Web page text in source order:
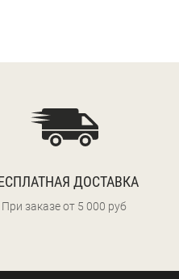
ДОСТАВКА
При заказе от 5 000 руб